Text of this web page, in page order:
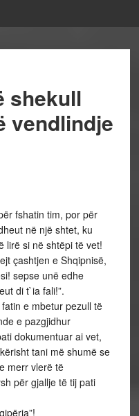
shekull
vendlindje
fshatin tim, por për
në një shtet, ku
lirë si në shtëpi të vet!
çashtjen e Shqipnisë,
sepse unë edhe
di t`ia fali!”.
e mbetur pezull të
e pazgjidhur
dokumentuar ai vet,
tani më shumë se
merr vlerë të
për gjallje të tij pati